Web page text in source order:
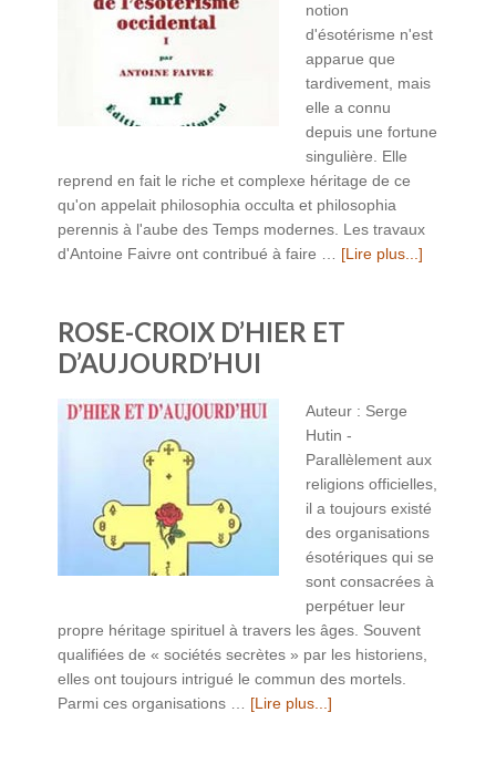
notion
d'ésotérisme n'est
apparue que
tardivement, mais
elle a connu
depuis une fortune
singulière. Elle
reprend en fait le riche et complexe héritage de ce
qu'on appelait philosophia occulta et philosophia
perennis à l'aube des Temps modernes. Les travaux
d'Antoine Faivre ont contribué à faire … [Lire plus...]
ROSE-CROIX D’HIER ET
D’AUJOURD’HUI
Auteur : Serge
Hutin -
Parallèlement aux
religions officielles,
il a toujours existé
des organisations
ésotériques qui se
sont consacrées à
perpétuer leur
propre héritage spirituel à travers les âges. Souvent
qualifiées de « sociétés secrètes » par les historiens,
elles ont toujours intrigué le commun des mortels.
Parmi ces organisations … [Lire plus...]